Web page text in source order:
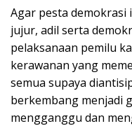
Agar pesta demokrasi
jujur, adil serta
pelaksanaan pemilu
kerawanan yang
semua supaya
berkembang menjadi
mengganggu dan